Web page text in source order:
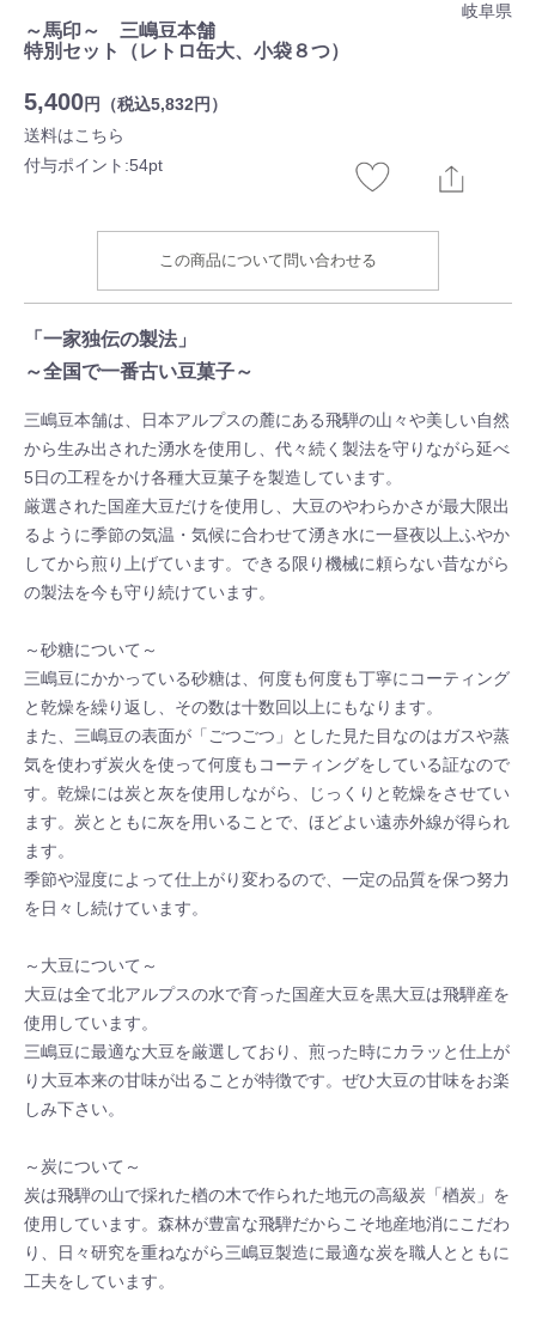
岐阜県
～馬印～ 三嶋豆本舗
特別セット（レトロ缶大、小袋８つ）
5,400円（税込5,832円）
送料はこちら
付与ポイント:54pt
この商品について問い合わせる
「一家独伝の製法」
～全国で一番古い豆菓子～
三嶋豆本舗は、日本アルプスの麓にある飛騨の山々や美しい自然
から生み出された湧水を使用し、代々続く製法を守りながら延べ
5日の工程をかけ各種大豆菓子を製造しています。
厳選された国産大豆だけを使用し、大豆のやわらかさが最大限出
るように季節の気温・気候に合わせて湧き水に一昼夜以上ふやか
してから煎り上げています。できる限り機械に頼らない昔ながら
の製法を今も守り続けています。
～砂糖について～
三嶋豆にかかっている砂糖は、何度も何度も丁寧にコーティング
と乾燥を繰り返し、その数は十数回以上にもなります。
また、三嶋豆の表面が「ごつごつ」とした見た目なのはガスや蒸
気を使わず炭火を使って何度もコーティングをしている証なので
す。乾燥には炭と灰を使用しながら、じっくりと乾燥をさせてい
ます。炭とともに灰を用いることで、ほどよい遠赤外線が得られ
ます。
季節や湿度によって仕上がり変わるので、一定の品質を保つ努力
を日々し続けています。
～大豆について～
大豆は全て北アルプスの水で育った国産大豆を黒大豆は飛騨産を
使用しています。
三嶋豆に最適な大豆を厳選しており、煎った時にカラッと仕上が
り大豆本来の甘味が出ることが特徴です。ぜひ大豆の甘味をお楽
しみ下さい。
～炭について～
炭は飛騨の山で採れた楢の木で作られた地元の高級炭「楢炭」を
使用しています。森林が豊富な飛騨だからこそ地産地消にこだわ
り、日々研究を重ねながら三嶋豆製造に最適な炭を職人とともに
工夫をしています。